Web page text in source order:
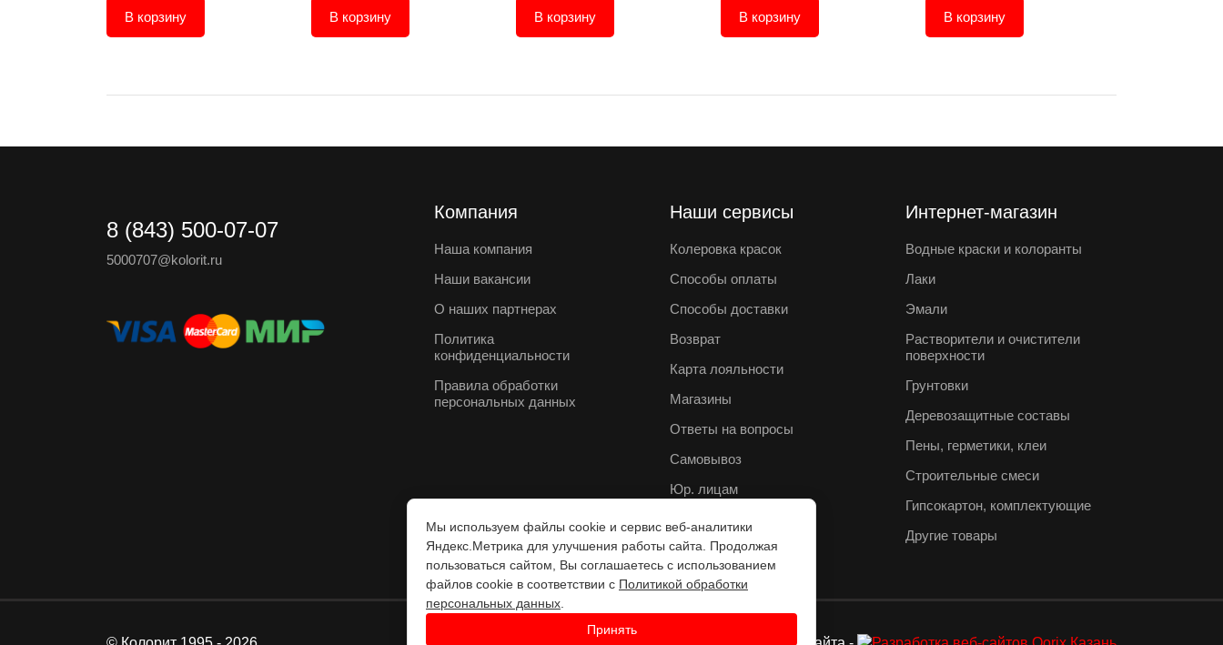
В корзину В корзину В корзину В корзину В корзину
8 (843) 500-07-07
5000707@kolorit.ru
Компания
Наша компания
Наши вакансии
О наших партнерах
Политика
конфиденциальности
Правила обработки
персональных данных
Наши сервисы
Колеровка красок
Способы оплаты
Способы доставки
Возврат
Карта лояльности
Магазины
Ответы на вопросы
Самовывоз
Юр. лицам
Интернет-магазин
Водные краски и колоранты
Лаки
Эмали
Растворители и очистители
поверхности
Грунтовки
Деревозащитные составы
Пены, герметики, клеи
Строительные смеси
Гипсокартон, комплектующие
Другие товары
Мы используем файлы cookie и сервис веб-аналитики
Яндекс.Метрика для улучшения работы сайта. Продолжая
пользоваться сайтом, Вы соглашаетесь с использованием
файлов cookie в соответствии с Политикой обработки
персональных данных
Принять